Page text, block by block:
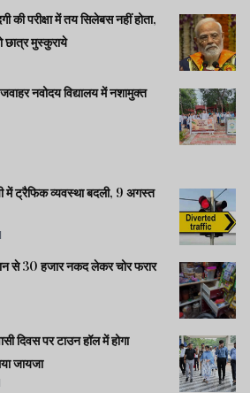
की परीक्षा में तय सिलेबस नहीं होता,
छात्र मुस्कुराये
नवोदय विद्यालय में नशामुक्‍त
में ट्रैफिक व्यवस्था बदली, 9 अगस्त
से 30 हजार नकद लेकर चोर फरार
दिवस पर टाउन हॉल में होगा
जायजा